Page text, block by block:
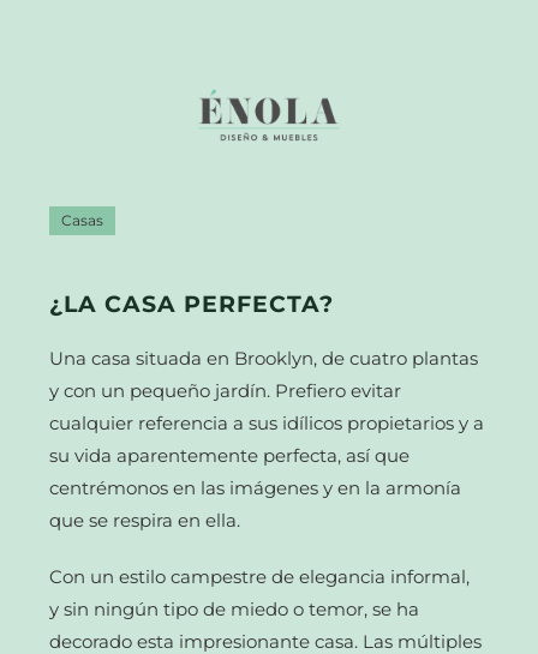
Casas
¿LA CASA PERFECTA?
Una casa situada en Brooklyn, de cuatro plantas
y con un pequeño jardín. Prefiero evitar
cualquier referencia a sus idílicos propietarios y a
su vida aparentemente perfecta, así que
centrémonos en las imágenes y en la armonía
que se respira en ella.
Con un estilo campestre de elegancia informal,
y sin ningún tipo de miedo o temor, se ha
decorado esta impresionante casa. Las múltiples